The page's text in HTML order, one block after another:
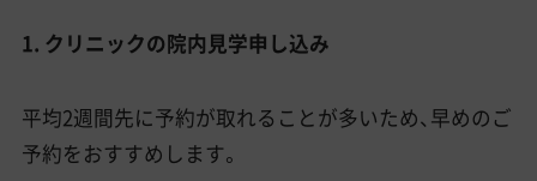
1. クリニックの院内見学申し込み
平均2週間先に予約が取れることが多いため、早めのご
予約をおすすめします。